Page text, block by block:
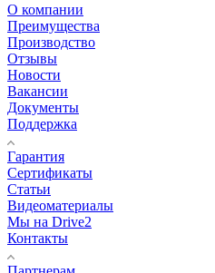
О компании
Преимущества
Производство
Отзывы
Новости
Вакансии
Документы
Поддержка
Гарантия
Сертификаты
Статьи
Видеоматериалы
Мы на Drive2
Контакты